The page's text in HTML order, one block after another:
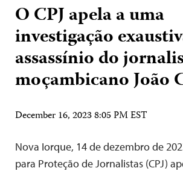
O CPJ apela a uma
investigação
assassínio do
moçambicano João
December 16, 2023 8:05 PM EST
Nova Iorque, 14 de dezembro de
para Proteção de Jornalistas (CPJ)